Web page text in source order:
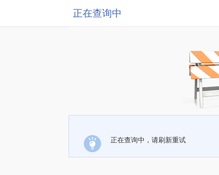
正在查询中
正在查询中，请刷新重试